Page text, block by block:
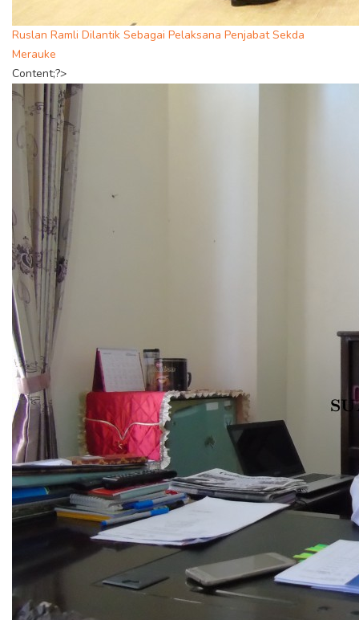
Ruslan Ramli Dilantik Sebagai Pelaksana Penjabat Sekda
Merauke
Content;?>